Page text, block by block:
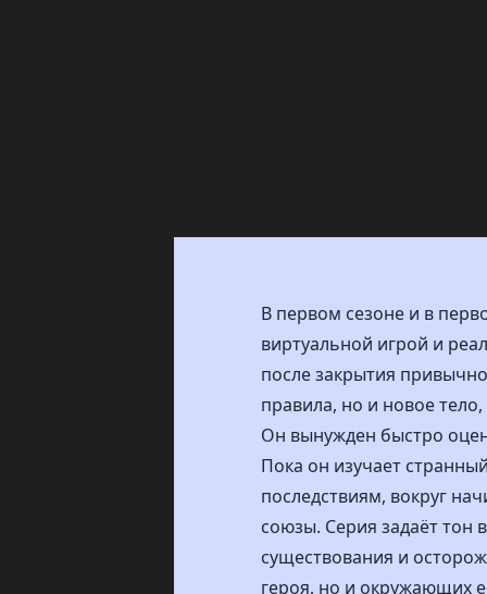
В первом сезоне и в
виртуальной игрой и
после закрытия
правила, но и новое
Он вынужден быстро
Пока он изучает
последствиям, вокруг
союзы. Серия задаёт тон
существования и
героя, но и окружающих